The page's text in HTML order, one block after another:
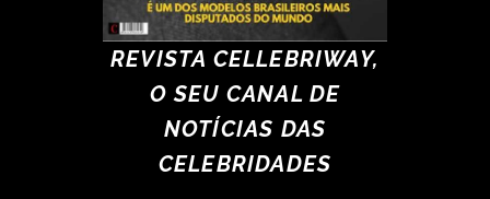
REVISTA CELLEBRIWAY,
O SEU CANAL DE
NOTÍCIAS DAS
CELEBRIDADES